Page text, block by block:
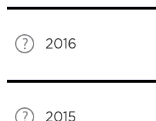
2016
2015